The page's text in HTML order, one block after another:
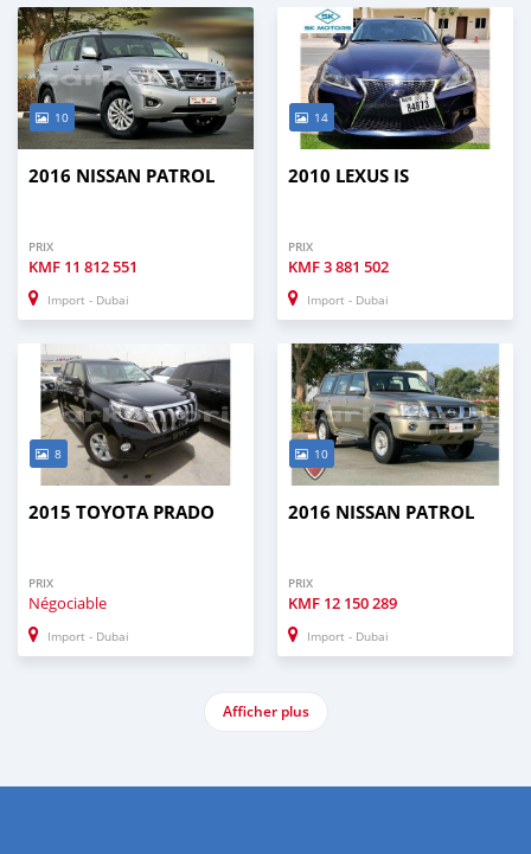
10
2016 NISSAN PATROL
PRIX
KMF 11 812 551
Import - Dubai
14
2010 LEXUS IS
PRIX
KMF3 881 502
Import - Dubai
8
2015 TOYOTA PRADO
PRIX
Négociable
Import - Dubai
10
2016 NISSAN PATROL
PRIX
KMF 12 150 289
Import - Dubai
Afficher plus